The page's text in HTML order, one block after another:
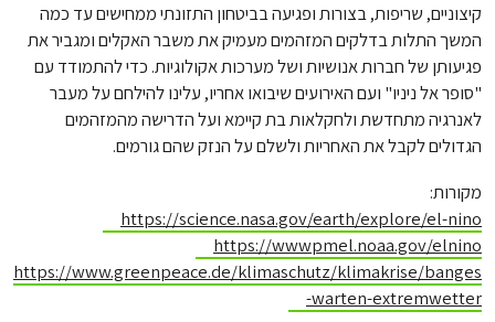
קיצוניים, שריפות, בצורות ופגיעה בביטחון התזונתי ממחישים עד כמה
המשך התלות בדלקים המזהמים מעמיק את משבר האקלים ומגביר את
פגיעותן של חברות אנושיות ושל מערכות אקולוגיות. כדי להתמודד עם
"סופר אל ניניו" ועם האירועים שיבואו אחריו, עלינו להילחם על מעבר
לאנרגיה מתחדשת ולחקלאות בת קיימא ועל הדרישה מהמזהמים
הגדולים לקבל את האחריות ולשלם על הנזק שהם גורמים.
מקורות:
https://science.nasa.gov/earth/explore/el-nino
https://wwwpmel.noaa.gov/elnino
https://www.greenpeace.de/klimaschutz/klimakrise/banges
-warten-extremwetter